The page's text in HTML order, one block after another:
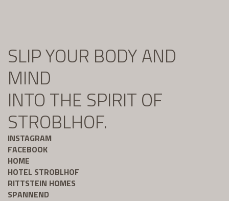
SLIP YOUR BODY AND
MIND
INTO THE SPIRIT OF
STROBLHOF.
INSTAGRAM
FACEBOOK
HOME
HOTEL STROBLHOF
RITTSTEIN HOMES
SPANNEND